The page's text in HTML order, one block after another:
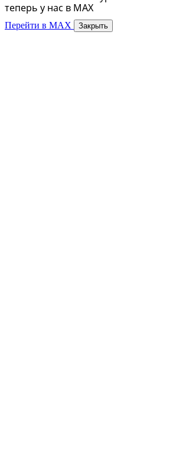
теперь у нас в MAX
Перейти в MAX Закрыть